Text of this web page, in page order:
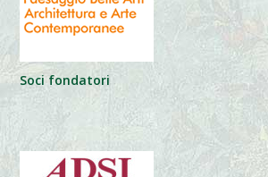
Soci fondatori